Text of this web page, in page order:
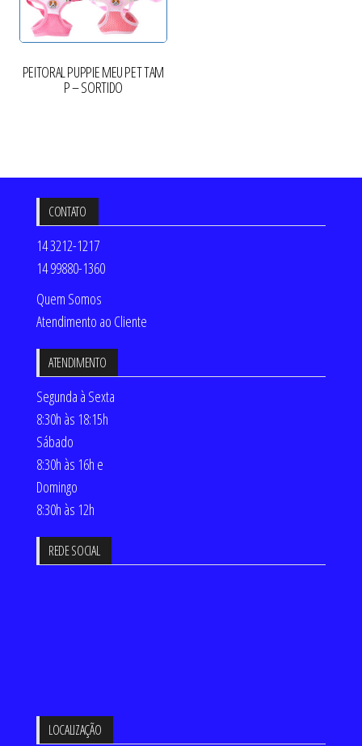
PEITORAL PUPPIE MEU PET TAM
P – SORTIDO
CONTATO
14 3212-1217
14 99880-1360
Quem Somos
Atendimento ao Cliente
ATENDIMENTO
Segunda à Sexta
8:30h às 18:15h
Sábado
8:30h às 16h e
Domingo
8:30h às 12h
REDE SOCIAL
LOCALIZAÇÃO